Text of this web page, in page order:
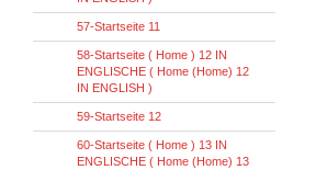
57-Startseite 11
58-Startseite ( Home ) 12 IN
ENGLISCHE ( Home (Home) 12
IN ENGLISH )
59-Startseite 12
60-Startseite ( Home ) 13 IN
ENGLISCHE ( Home (Home) 13